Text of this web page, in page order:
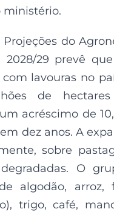
ministério.
do
2028/29 prevê
lavouras no
de
acréscimo de
dez anos. A
sobre
O
algodão, arroz,
trigo, café,